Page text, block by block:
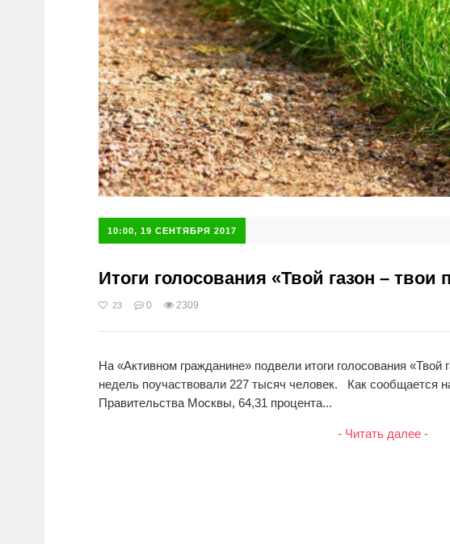
10:00, 19 СЕНТЯБРЯ 2017
Итоги голосования «Твой газон – твои
23 0 2309
На «Активном гражданине» подвели итоги голосования «Твой
недель поучаствовали 227 тысяч человек. Как сообщается
Правительства Москвы, 64,31 процента...
- Читать далее -